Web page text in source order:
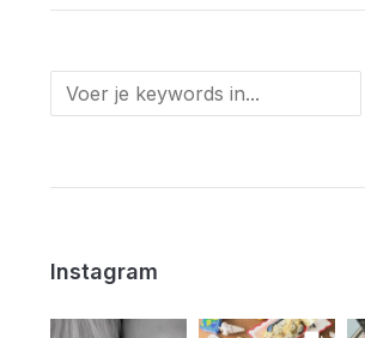
Instagram